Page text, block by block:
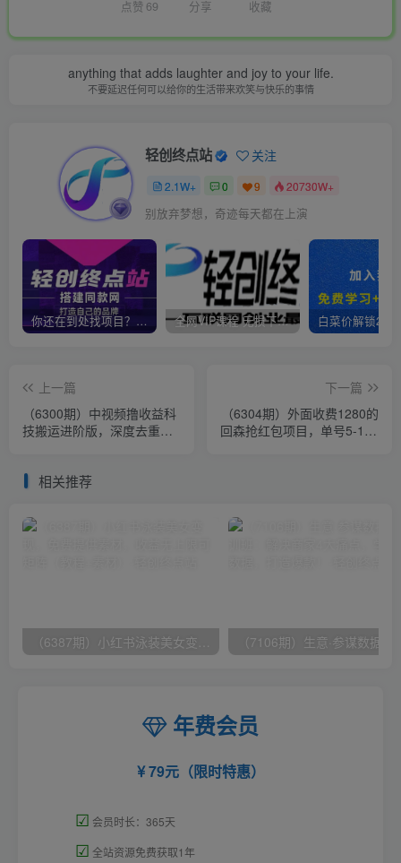
点赞 69 分享 收藏
anything that adds laughter and joy to your life.
不要延迟任何可以给你的生活带来欢笑与快乐的事情
轻创终点站 关注
2.1W+ 0 9 20730W+
别放弃梦想，奇迹每天都在上演
你还在到处找项目？还在当韭菜？我靠卖项目一个月收入5万+，曾经我也是个失败者。 全网VIP课程 无损下载~
上一篇
（6300期）中视频撸收益科
技搬运进阶版，深度去重搬
下一篇
（6304期）外面收费1280的
回森抢红包项目，单号5-10+
相关推荐
（6387期）小红书泳装美女变现，免费提供素材，收益无上限可矩阵（教程+素材）
年费会员
79元（限时特惠）
☑ 会员时长：365天
☑ 全站资源免费获取1年